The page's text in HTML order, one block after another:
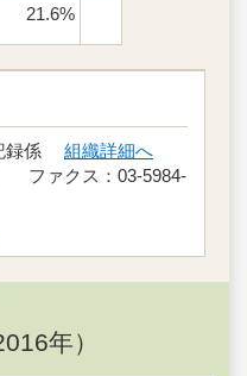
21.6%
録係 組織詳細へ
ファクス：03-5984-
年）